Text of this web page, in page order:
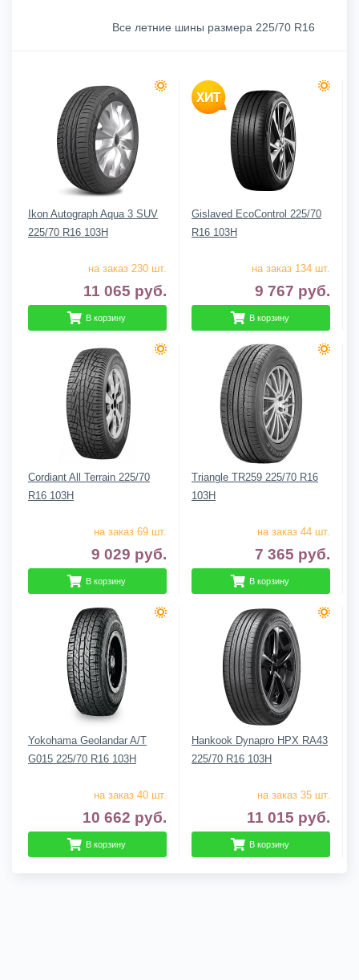
Все летние шины размера 225/70 R16
Ikon Autograph Aqua 3 SUV
225/70 R16 103H
на заказ 230 шт.
11 065 руб.
В корзину
Gislaved EcoControl 225/70
R16 103H
на заказ 134 шт.
9 767 руб.
В корзину
Cordiant All Terrain 225/70
R16 103H
на заказ 69 шт.
9 029 руб.
В корзину
Triangle TR259 225/70 R16
103H
на заказ 44 шт.
7 365 руб.
В корзину
Yokohama Geolandar A/T
G015 225/70 R16 103H
на заказ 40 шт.
10 662 руб.
В корзину
Hankook Dynapro HPX RA43
225/70 R16 103H
на заказ 35 шт.
11 015 руб.
В корзину